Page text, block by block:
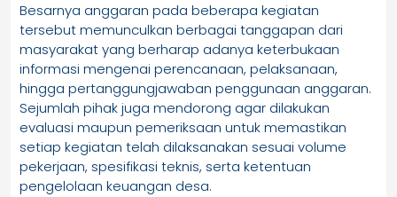
Besarnya anggaran pada beberapa kegiatan
tersebut memunculkan berbagai tanggapan dari
masyarakat yang berharap adanya keterbukaan
informasi mengenai perencanaan, pelaksanaan,
hingga pertanggungjawaban penggunaan anggaran.
Sejumlah pihak juga mendorong agar dilakukan
evaluasi maupun pemeriksaan untuk memastikan
setiap kegiatan telah dilaksanakan sesuai volume
pekerjaan, spesifikasi teknis, serta ketentuan
pengelolaan keuangan desa.